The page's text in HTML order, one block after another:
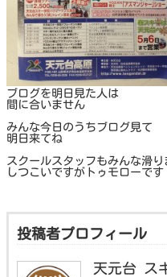
ブログを明日見た人は
間に合いません
みんな今日のうちブログ見て
明日来てね
スクールスタッフもみんな滑り
しつこいですがトゥモローです
投稿者プロフィール
天元台 ス